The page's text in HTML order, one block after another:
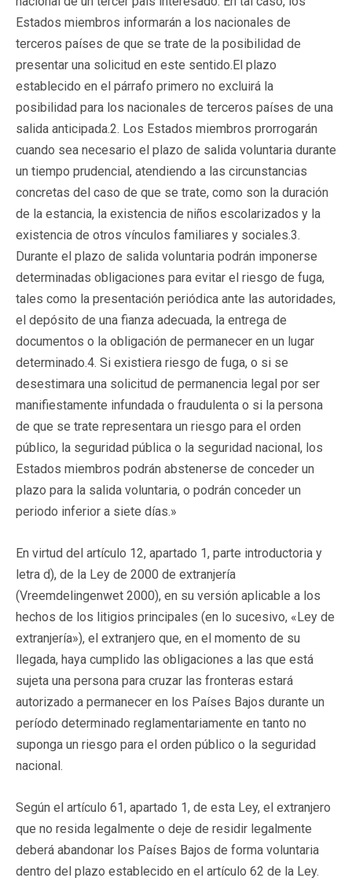
Estados miembros informarán a los nacionales de
terceros países de que se trate de la posibilidad de
presentar una solicitud en este sentido.El plazo
establecido en el párrafo primero no excluirá la
posibilidad para los nacionales de terceros países de una
salida anticipada.2. Los Estados miembros prorrogarán
cuando sea necesario el plazo de salida voluntaria durante
un tiempo prudencial, atendiendo a las circunstancias
concretas del caso de que se trate, como son la duración
de la estancia, la existencia de niños escolarizados y la
existencia de otros vínculos familiares y sociales.3.
Durante el plazo de salida voluntaria podrán imponerse
determinadas obligaciones para evitar el riesgo de fuga,
tales como la presentación periódica ante las autoridades,
el depósito de una fianza adecuada, la entrega de
documentos o la obligación de permanecer en un lugar
determinado.4. Si existiera riesgo de fuga, o si se
desestimara una solicitud de permanencia legal por ser
manifiestamente infundada o fraudulenta o si la persona
de que se trate representara un riesgo para el orden
público, la seguridad pública o la seguridad nacional, los
Estados miembros podrán abstenerse de conceder un
plazo para la salida voluntaria, o podrán conceder un
periodo inferior a siete días.»
En virtud del artículo 12, apartado 1, parte introductoria y
letra d), de la Ley de 2000 de extranjería
(Vreemdelingenwet 2000), en su versión aplicable a los
hechos de los litigios principales (en lo sucesivo, «Ley de
extranjería»), el extranjero que, en el momento de su
llegada, haya cumplido las obligaciones a las que está
sujeta una persona para cruzar las fronteras estará
autorizado a permanecer en los Países Bajos durante un
período determinado reglamentariamente en tanto no
suponga un riesgo para el orden público o la seguridad
nacional.
Según el artículo 61, apartado 1, de esta Ley, el extranjero
que no resida legalmente o deje de residir legalmente
deberá abandonar los Países Bajos de forma voluntaria
dentro del plazo establecido en el artículo 62 de la Ley.